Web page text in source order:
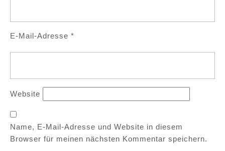
E-Mail-Adresse *
Website
Name, E-Mail-Adresse und Website in diesem
Browser für meinen nächsten Kommentar speichern.